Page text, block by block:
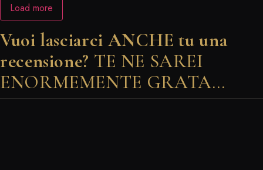
Load more
Vuoi lasciarci ANCHE tu una
recensione? TE NE SAREI
ENORMEMENTE GRATA…